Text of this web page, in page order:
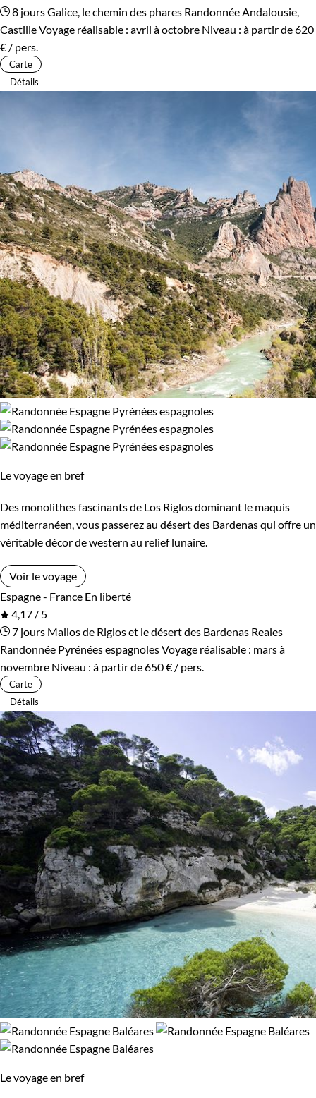
8 joursGalice, le chemin des phares Randonnée Andalousie,
CastilleVoyage réalisable : avril à octobre Niveau : à partir de620
€ / pers.
Carte
Détails
Le voyage en bref
Des monolithes fascinants de Los Riglos dominant le maquis
méditerranéen, vous passerez au désert des Bardenas qui offre un
véritable décor de western au relief lunaire.
Voir le voyage
Espagne - France En liberté
4,17 / 5
7 jours Mallos de Riglos et le désert des Bardenas Reales
Randonnée Pyrénées espagnolesVoyage réalisable : mars à
novembre Niveau : à partir de650 € / pers.
Carte
Détails
Le voyage en bref